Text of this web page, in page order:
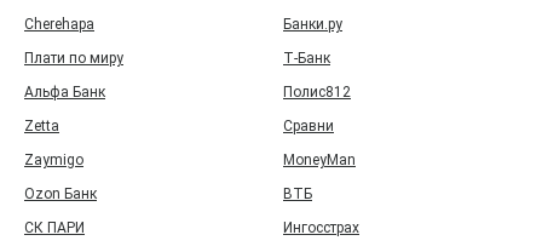
Cherehapa
Банки.ру
Плати по миру
Т‑Банк
Альфа Банк
Полис812
Zetta
Сравни
Zaymigo
MoneyMan
Ozon Банк
ВТБ
СК ПАРИ
Ингосстрах